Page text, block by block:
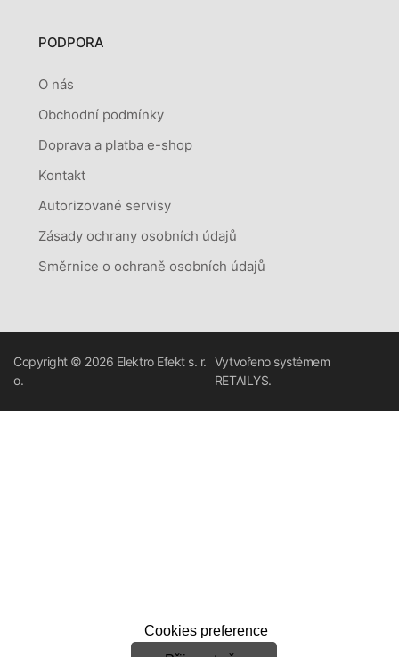
PODPORA
O nás
Obchodní podmínky
Doprava a platba e-shop
Kontakt
Autorizované servisy
Zásady ochrany osobních údajů
Směrnice o ochraně osobních údajů
Copyright © 2026 Elektro Efekt s. r.
o.
Vytvořeno systémem
RETAILYS.
Cookies preference